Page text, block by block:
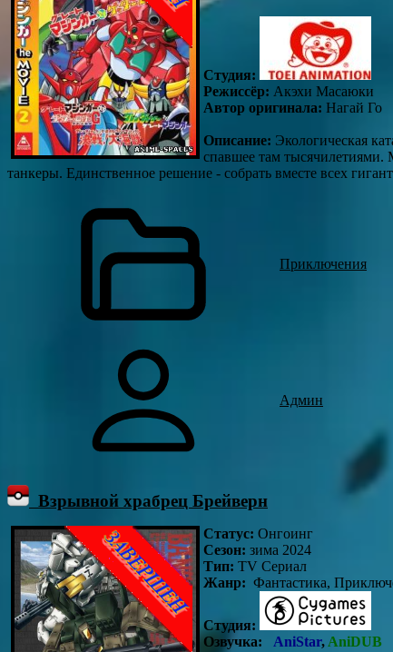
Студия:
Режиссёр: Акэхи Масаюки
Автор оригинала: Нагай Го
Описание: Экологическая
спавшее там тысячилетиями.
танкеры. Единственное решение - собрать вместе всех
Приключения
Админ
Взрывной храбрец Брейверн
Статус: Онгоинг
Сезон: зима 2024
Тип: TV Сериал
Жанр: Фантастика,
Студия:
Озвучка:
AniStar, AniDUB